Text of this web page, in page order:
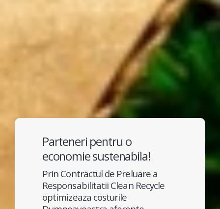
Parteneri pentru o
economie sustenabila!
Prin Contractul de Preluare a
Responsabilitatii Clean Recycle
optimizeaza costurile